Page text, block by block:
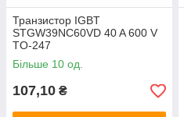
Транзистор IGBT
STGW39NC60VD 40 A 600 V
TO-247
Більше 10 од.
107,10 ₴